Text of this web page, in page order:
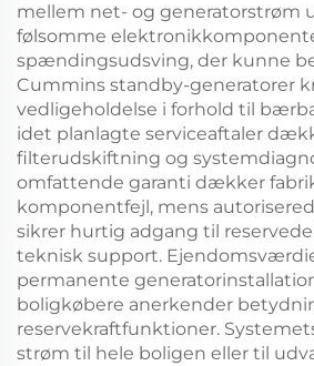
mellem net- og generatorstrøm
følsomme
spændingsudsving, der kunne
Cummins standby-generatorer
vedligeholdelse i forhold til
idet planlagte serviceaftaler
filterudskiftning og
omfattende garanti dækker
komponentfejl, mens
sikrer hurtig adgang til
teknisk support.
permanente
boligkøbere anerkender
reservekraftfunktioner.
strøm til hele boligen eller til